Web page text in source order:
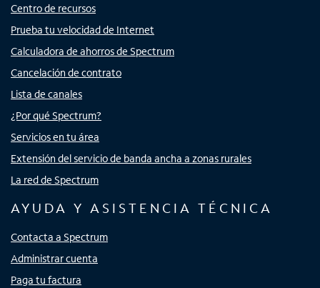
Centro de recursos
Prueba tu velocidad de Internet
Calculadora de ahorros de Spectrum
Cancelación de contrato
Lista de canales
¿Por qué Spectrum?
Servicios en tu área
Extensión del servicio de banda ancha a zonas rurales
La red de Spectrum
AYUDA Y ASISTENCIA TÉCNICA
Contacta a Spectrum
Administrar cuenta
Paga tu factura